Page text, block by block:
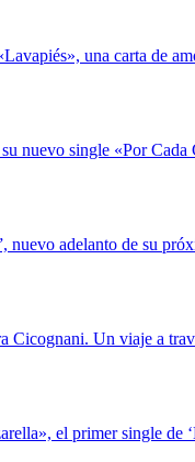
una carta de
nuevo single «Por Cada
nuevo adelanto de su
Cicognani. Un viaje a
el primer single de